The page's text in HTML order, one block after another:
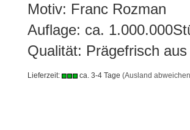
Motiv: Franc Rozman
Auflage: ca.
Qualität: Prägefrisch
Lieferzeit: ca. 3-4 Tage (Ausland